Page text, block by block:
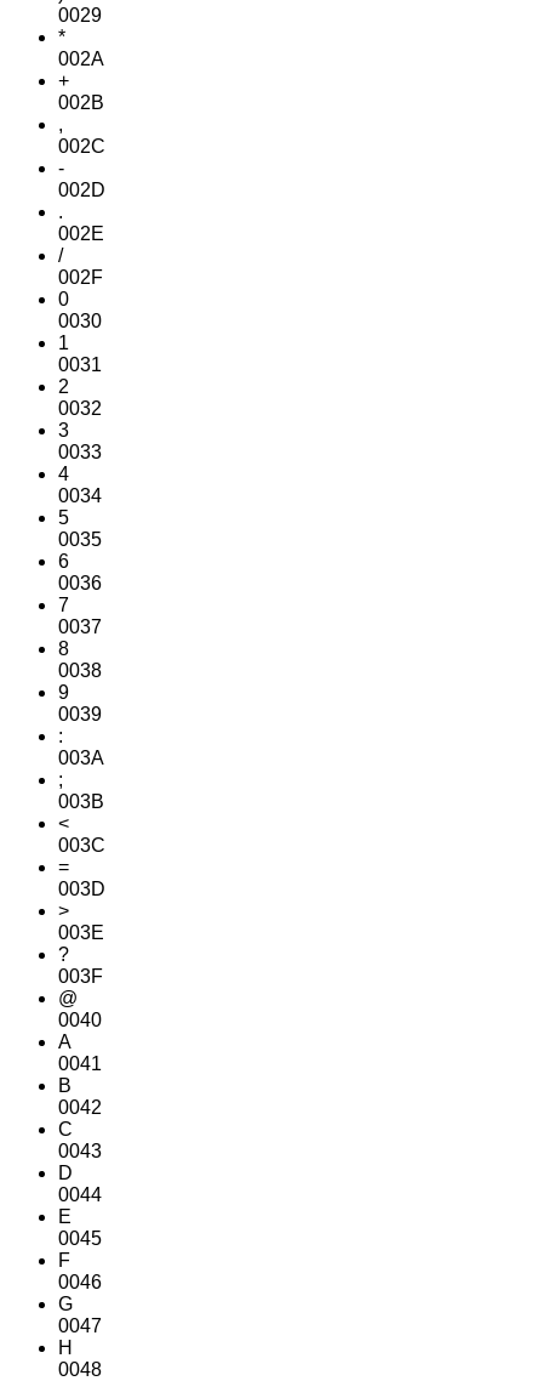
0029
*
002A
+
002B
,
002C
-
002D
.
002E
/
002F
0
0030
1
0031
2
0032
3
0033
4
0034
5
0035
6
0036
7
0037
8
0038
9
0039
:
003A
;
003B
<
003C
=
003D
>
003E
?
003F
@
0040
A
0041
B
0042
C
0043
D
0044
E
0045
F
0046
G
0047
H
0048